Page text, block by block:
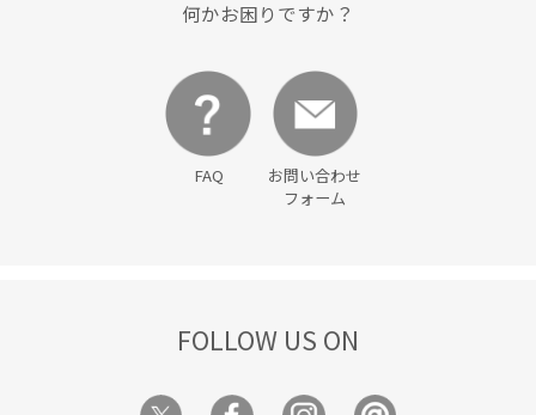
何かお困りですか？
FAQ
お問い合わせ
フォーム
FOLLOW US ON